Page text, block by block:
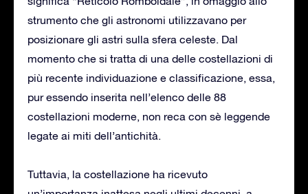
strumento che gli astronomi utilizzavano per
posizionare gli astri sulla sfera celeste. Dal
momento che si tratta di una delle costellazioni di
più recente individuazione e classificazione, essa,
pur essendo inserita nell’elenco delle 88
costellazioni moderne, non reca con sè leggende
legate ai miti dell’antichità.
Tuttavia, la costellazione ha ricevuto